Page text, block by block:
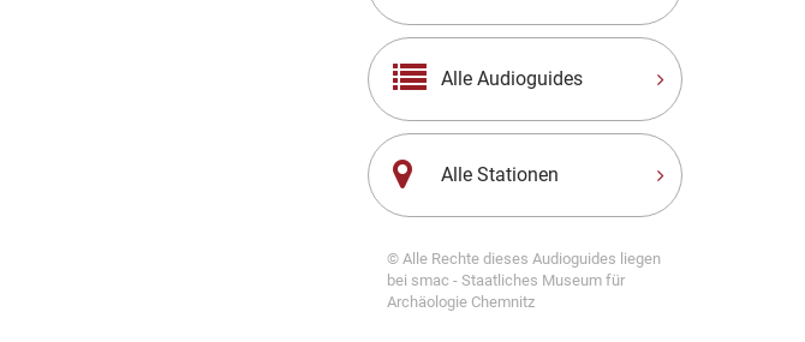
Alle Audioguides
Alle Stationen
© Alle Rechte dieses Audioguides liegen
bei smac - Staatliches Museum für
Archäologie Chemnitz